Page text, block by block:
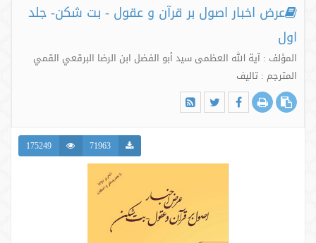
عرض اخبار اصول بر قرآن و عقول - بت شکن- جلد
اول
المؤلف : آية الله العظمى سيد أبو الفضل ابن الرضا البرقعي القمي
المترجم : تالیف
71963
175249